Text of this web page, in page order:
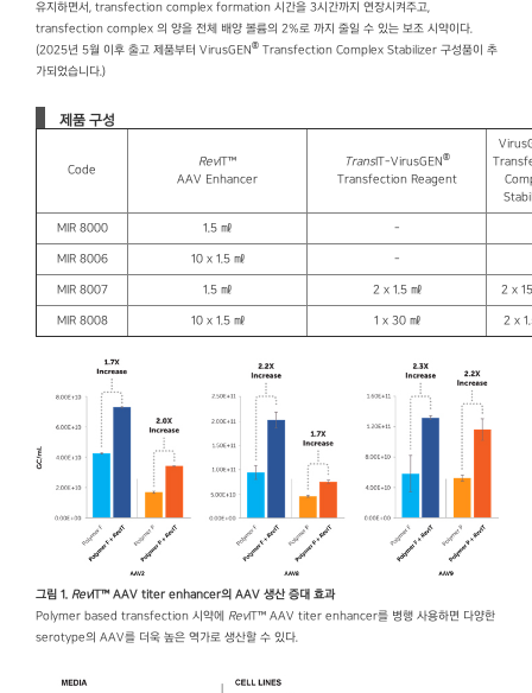
유지하면서, transfection complex formation 시간을 3시간까지 연장시켜주고,
transfection complex 의 양을 전체 배양 볼륨의 2%로 까지 줄일 수 있는 보조 시약이다.
(2025년 5월 이후 출고 제품부터 VirusGEN® Transfection Complex Stabilizer 구성품이 추
가되었습니다.)
제품 구성
Code
RevIT™
AAV Enhancer
TransIT-VirusGEN®
Transfection Reagent
MIR 8000 1.5 ㎖ -
MIR 8006 10 x 1.5 ㎖ -
MIR 8007 1.5 ㎖ 2 x 1.5 ㎖ 2 x
MIR 8008 10 x 1.5 ㎖ 1 x 30 ㎖ 2 x
그림 1. RevIT™ AAV titer enhancer의 AAV 생산 증대 효과
Polymer based transfection 시약에 RevIT™ AAV titer enhancer를 병행 사용하면 다양한
serotype의 AAV를 더욱 높은 역가로 생산할 수 있다.